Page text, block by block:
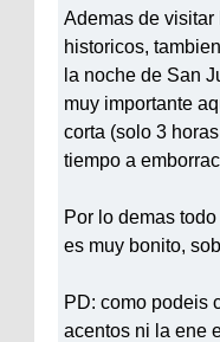
Ademas de
historicos,
la noche de San
muy importante
corta (solo 3
tiempo a
Por lo demas
es muy bonito,
PD: como podeis
acentos ni la ene